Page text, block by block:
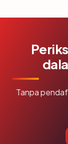
Tanpa